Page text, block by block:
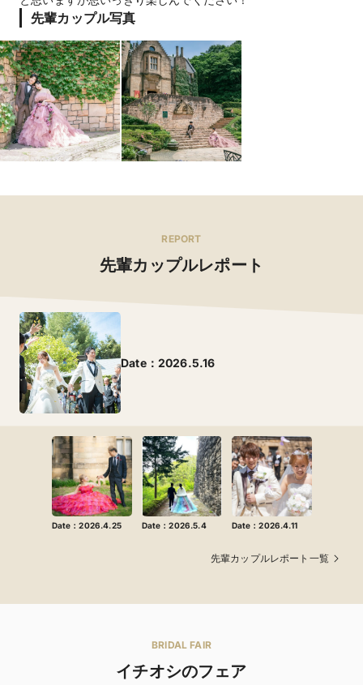
先輩カップル写真
REPORT
先輩カップルレポート
Date：2026.5.16
Date：2026.4.25 Date：2026.5.4 Date：2026.4.11
先輩カップルレポート一覧
BRIDAL FAIR
イチオシのフェア